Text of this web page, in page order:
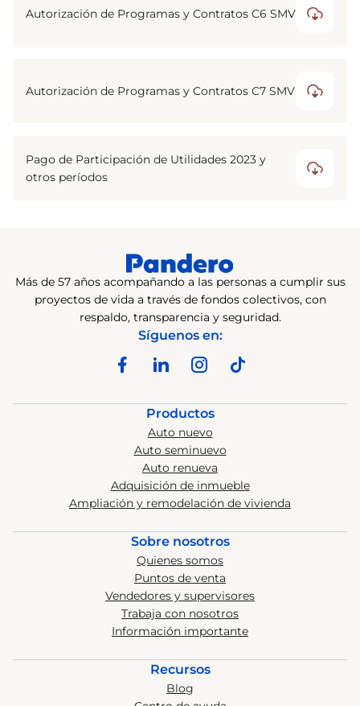
Autorización de Programas y Contratos C6 SMV
Autorización de Programas y Contratos C7 SMV
Pago de Participación de Utilidades 2023 y
otros períodos
Más de 57 años acompañando a las personas a cumplir sus
proyectos de vida a través de fondos colectivos, con
respaldo, transparencia y seguridad.
Síguenos en:
Productos
Auto nuevo
Auto seminuevo
Auto renueva
Adquisición de inmueble
Ampliación y remodelación de vivienda
Sobre nosotros
Quienes somos
Puntos de venta
Vendedores y supervisores
Trabaja con nosotros
Información importante
Recursos
Blog